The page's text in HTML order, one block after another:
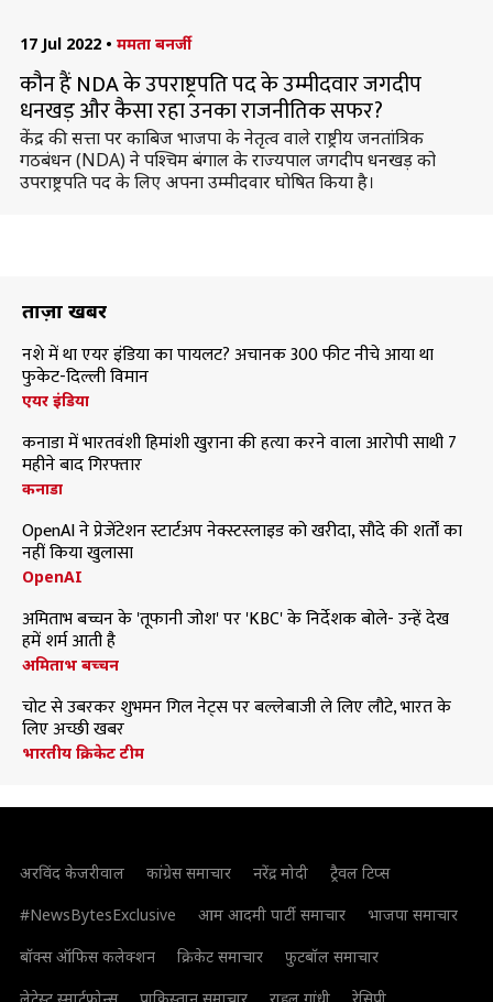
17 Jul 2022 • ममता बनर्जी
कौन हैं NDA के उपराष्ट्रपति पद के उम्मीदवार जगदीप
धनखड़ और कैसा रहा उनका राजनीतिक सफर?
केंद्र की सत्ता पर काबिज भाजपा के नेतृत्व वाले राष्ट्रीय जनतांत्रिक
गठबंधन (NDA) ने पश्चिम बंगाल के राज्यपाल जगदीप धनखड़ को
उपराष्ट्रपति पद के लिए अपना उम्मीदवार घोषित किया है।
ताज़ा खबरें
नशे में था एयर इंडिया का पायलट? अचानक 300 फीट नीचे आया था
फुकेट-दिल्ली विमान
एयर इंडिया
कनाडा में भारतवंशी हिमांशी खुराना की हत्या करने वाला आरोपी साथी 7
महीने बाद गिरफ्तार
कनाडा
OpenAI ने प्रेजेंटेशन स्टार्टअप नेक्स्टस्लाइड को खरीदा, सौदे की शर्तों का
नहीं किया खुलासा
OpenAI
अमिताभ बच्चन के 'तूफानी जोश' पर 'KBC' के निर्देशक बोले- उन्हें देख
हमें शर्म आती है
अमिताभ बच्चन
चोट से उबरकर शुभमन गिल नेट्स पर बल्लेबाजी ले लिए लौटे, भारत के
लिए अच्छी खबर
भारतीय क्रिकेट टीम
अरविंद केजरीवाल कांग्रेस समाचार नरेंद्र मोदी
ट्रैवल टिप्स
#NewsBytesExclusive
आम आदमी पार्टी समाचार
भाजपा समाचार
बॉक्स ऑफिस कलेक्शन
क्रिकेट समाचार
फुटबॉल समाचार